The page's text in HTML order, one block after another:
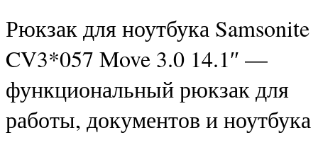
Рюкзак для ноутбука Samsonite
CV3*057 Move 3.0 14.1″ —
функциональный рюкзак для
работы, документов и ноутбука